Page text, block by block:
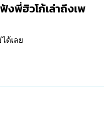
งพี่ฮิวโก้เล่าถึงเพ
ด้เลย